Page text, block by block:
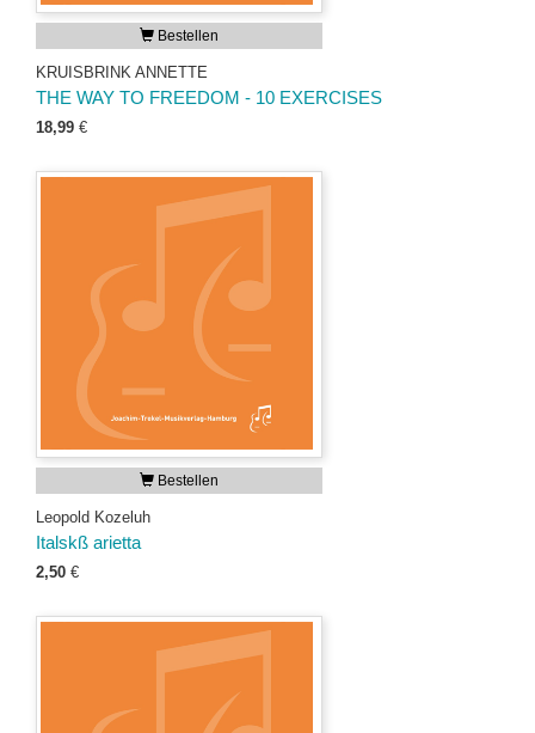
Bestellen
KRUISBRINK ANNETTE
THE WAY TO FREEDOM - 10 EXERCISES
18,99 €
Bestellen
Leopold Kozeluh
Italskß arietta
2,50 €